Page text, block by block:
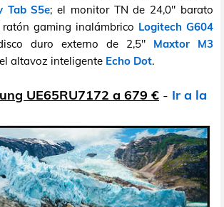
Tab S5e; el monitor TN de 24,0" barato
gaming inalámbrico Logitech G604
duro externo de 2,5" Maxtor M3
altavoz inteligente Echo Dot.
UE65RU7172 a 679 € - Ir a la